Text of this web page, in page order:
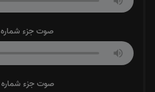
صوت جزء شماره 12
صوت جزء شماره 13